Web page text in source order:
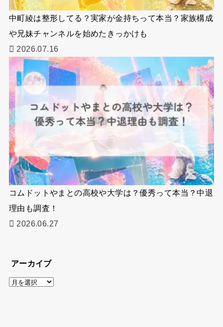
中町綾は整形してる？実家が金持ちって本当？家族構成
や兄妹チャンネルを始めたきっかけも
2026.07.16
コムドットやまとの高校や大学は？優秀って本当？中退
理由も調査！
2026.06.27
アーカイブ
ア